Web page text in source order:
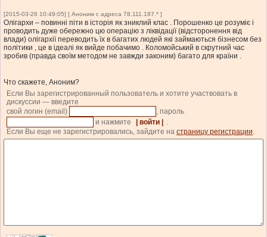
[2015-03-26 10:49:05] [ Аноним с адреса 78.111.187.* ]
Олігархи – повинні піти в історія як зниклий клас . Порошенко це розуміє і
проводить дуже обережно цю операцію з ліквідації (відсторонення від
влади) олігархії переводить їх в багатих людей які займаються бізнесом без
політики , це в ідеалі як вийде побачимо . Коломойський в скрутний час
зробив (правда своїм методом не завжди законим) багато для країни .
Что скажете, Аноним?
Если Вы зарегистрированный пользователь и хотите участвовать в
дискуссии — введите
свой логин (email)
, пароль
и нажмите
| войти |
.
Если Вы еще не зарегистрировались, зайдите на страницу регистрации.